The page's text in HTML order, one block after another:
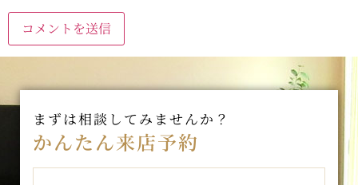
まずは相談してみませんか？
かんたん来店予約